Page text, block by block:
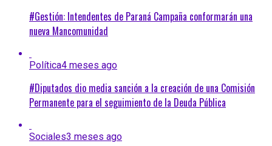
#Gestión: Intendentes de Paraná Campaña conformarán una
nueva Mancomunidad
Política4 meses ago
#Diputados dio media sanción a la creación de una Comisión
Permanente para el seguimiento de la Deuda Pública
Sociales3 meses ago